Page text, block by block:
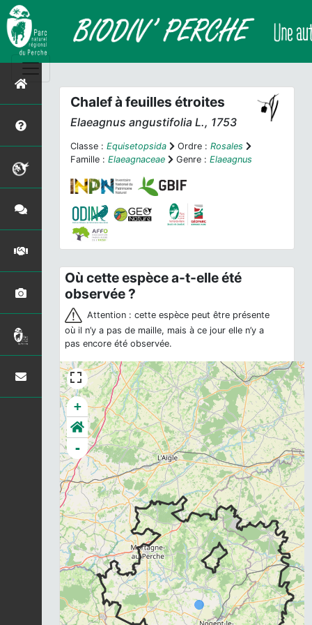
Chalef à feuilles étroites
Elaeagnus angustifolia L., 1753
Classe : Equisetopsida Ordre : Rosales
Famille : Elaeagnaceae Genre : Elaeagnus
Où cette espèce a-t-elle été
observée ?
Attention : cette espèce peut être présente
où il n’y a pas de maille, mais à ce jour elle n’y a
pas encore été observée.
Chargement...
+
-